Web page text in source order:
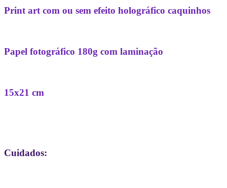
Print art com ou sem efeito holográfico caquinhos
Papel fotográfico 180g com laminação
15x21 cm
Cuidados: